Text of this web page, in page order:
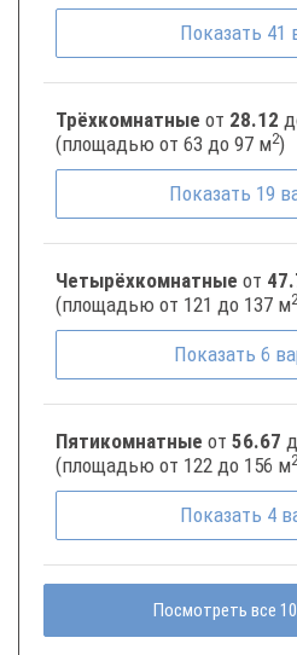
Показать 41
Трёхкомнатные от 28.12
(площадью от 63 до 97 м2)
Показать 19
Четырёхкомнатные от
(площадью от 121 до 137 м2
Показать 6
Пятикомнатные от 56.67
(площадью от 122 до 156 м2
Показать 4
Посмотреть все